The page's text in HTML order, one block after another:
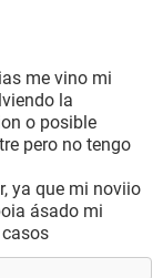
me vino mi
la
o posible
pero no tengo
ya que mi noviio
ásado mi